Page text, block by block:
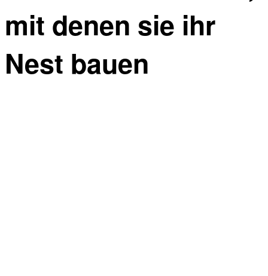
mit denen sie ihr
Nest bauen